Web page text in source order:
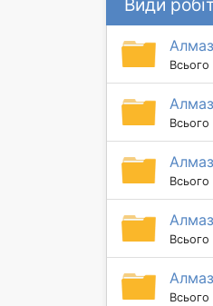
Всього
Всього
Всього
Всього
Всього